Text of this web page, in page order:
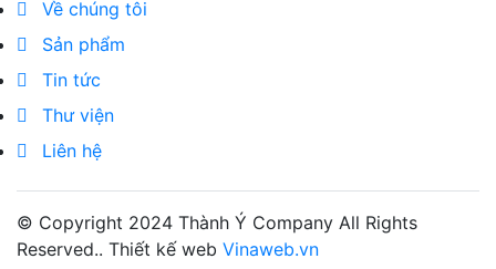
Về chúng tôi
Sản phẩm
Tin tức
Thư viện
Liên hệ
© Copyright 2024 Thành Ý Company All Rights
Reserved.. Thiết kế web Vinaweb.vn